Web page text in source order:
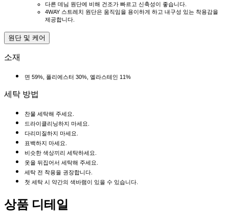
다른 데님 원단에 비해 건조가 빠르고 신축성이 좋습니다.
4WAY 스트레치 원단은 움직임을 용이하게 하고 내구성 있는 착용감을
제공합니다.
원단 및 케어
소재
면 59%, 폴리에스터 30%, 엘라스테인 11%
세탁 방법
찬물 세탁해 주세요.
드라이클리닝하지 마세요.
다리미질하지 마세요.
표백하지 마세요.
비슷한 색상끼리 세탁하세요.
옷을 뒤집어서 세탁해 주세요.
세탁 전 착용을 권장합니다.
첫 세탁 시 약간의 색바램이 있을 수 있습니다.
상품 디테일